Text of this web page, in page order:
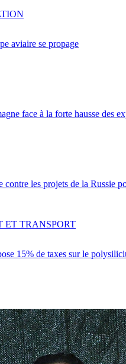
aviaire se propage
face à la forte hausse des
contre les projets de la Russie
15% de taxes sur le
ET TRANSPORT